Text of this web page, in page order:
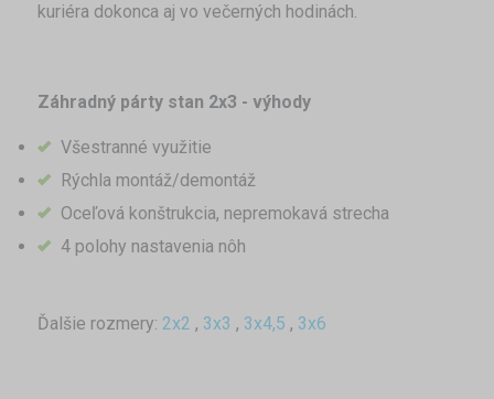
kuriéra dokonca aj vo večerných hodinách.
Záhradný párty stan 2x3 - výhody
Všestranné využitie
Rýchla montáž/demontáž
Oceľová konštrukcia, nepremokavá strecha
4 polohy nastavenia nôh
Ďalšie rozmery: 2x2 , 3x3 , 3x4,5 , 3x6